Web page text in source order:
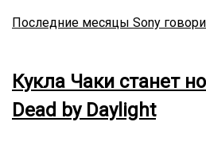
Последние месяцы Sony
Кукла Чаки станет
Dead by Daylight